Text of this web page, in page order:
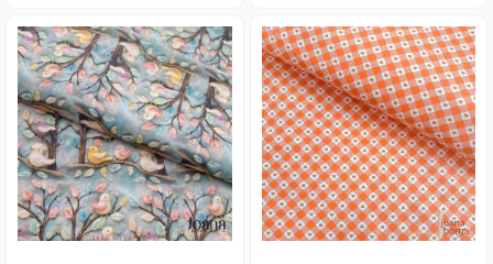
Dobradiças – Ganchos – Diversos
Ferramentas
Contato